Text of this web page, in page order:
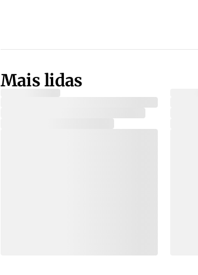
Mais lidas